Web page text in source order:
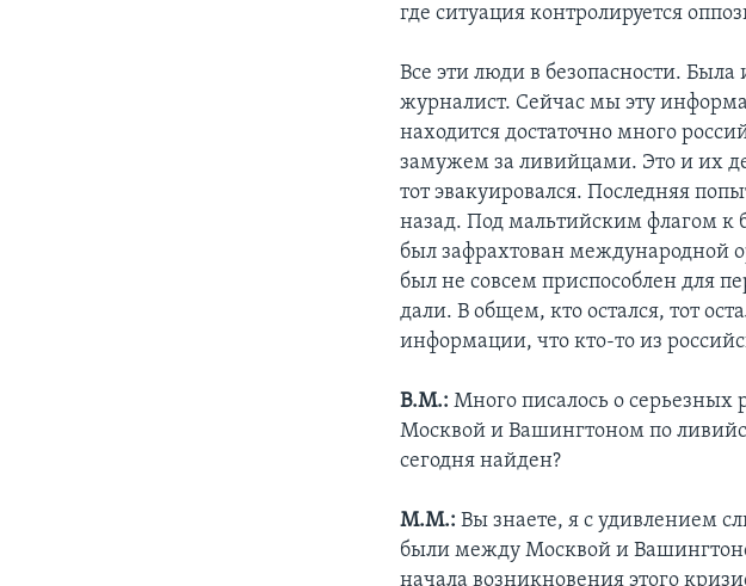
где ситуация контролируется
Все эти люди в безопасности.
журналист. Сейчас мы эту
находится достаточно много
замужем за ливийцами. Это и их
тот эвакуировался. Последняя
назад. Под мальтийским флагом к
был зафрахтован международной
был не совсем приспособлен для
дали. В общем, кто остался, тот
информации, что кто-то из
В.М.: Много писалось о серьезных
Москвой и Вашингтоном по
сегодня найден?
М.М.: Вы знаете, я с удивлением
были между Москвой и
начала возникновения этого